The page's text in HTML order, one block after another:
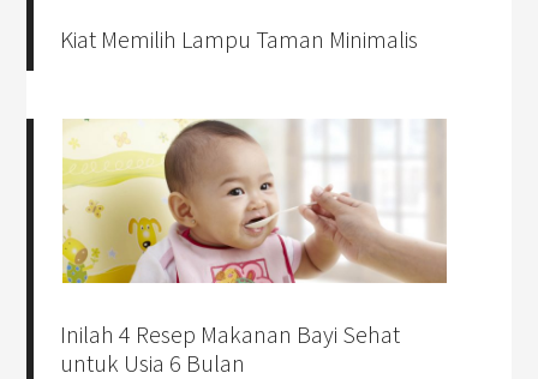
Kiat Memilih Lampu Taman Minimalis
Inilah 4 Resep Makanan Bayi Sehat
untuk Usia 6 Bulan